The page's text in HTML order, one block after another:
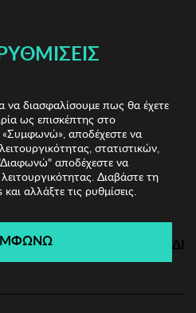
Γυναικεία Αξεσουάρ
Vol.1
56λεπτά 35δευτ.
να διασφαλίσουμε πως θα έχετε
ως επισκέπτης στο
«Συμφωνώ», αποδέχεστε να
στατιστικών,
αποδέχεστε να
Διαβάστε τη
αλλάξτε τις ρυθμίσεις.